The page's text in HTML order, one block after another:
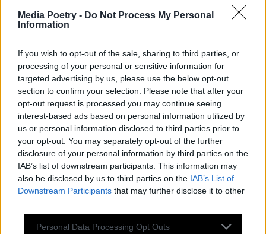
Media Poetry - Do Not Process My Personal
Information
If you wish to opt-out of the sale, sharing to third parties, or
processing of your personal or sensitive information for
targeted advertising by us, please use the below opt-out
section to confirm your selection. Please note that after your
opt-out request is processed you may continue seeing
interest-based ads based on personal information utilized by
us or personal information disclosed to third parties prior to
your opt-out. You may separately opt-out of the further
disclosure of your personal information by third parties on the
IAB’s list of downstream participants. This information may
also be disclosed by us to third parties on the IAB’s List of
Downstream Participants that may further disclose it to other
Personal Data Processing Opt Outs
ΕΙΚΟΝΑ